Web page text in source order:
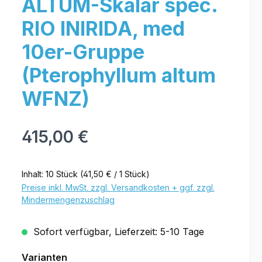
ALTUM-Skalar spec.
RIO INIRIDA, med
10er-Gruppe
(Pterophyllum altum
WFNZ)
415,00 €
Inhalt: 10 Stück (41,50 € / 1 Stück)
Preise inkl. MwSt. zzgl. Versandkosten + ggf. zzgl.
Mindermengenzuschlag
Sofort verfügbar, Lieferzeit: 5-10 Tage
Varianten